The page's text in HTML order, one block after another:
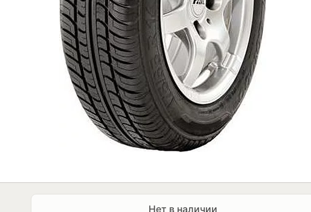
Нет в наличии